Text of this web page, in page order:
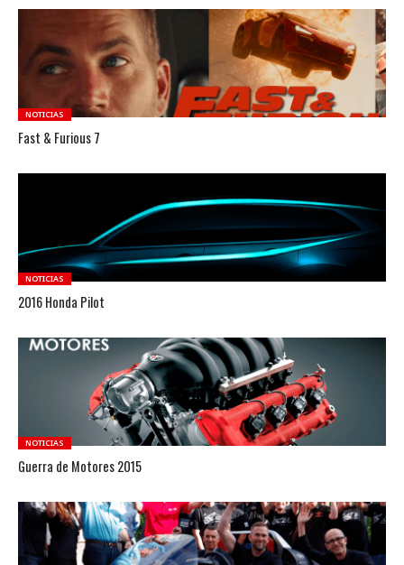
NOTICIAS
Fast & Furious 7
NOTICIAS
2016 Honda Pilot
NOTICIAS
Guerra de Motores 2015